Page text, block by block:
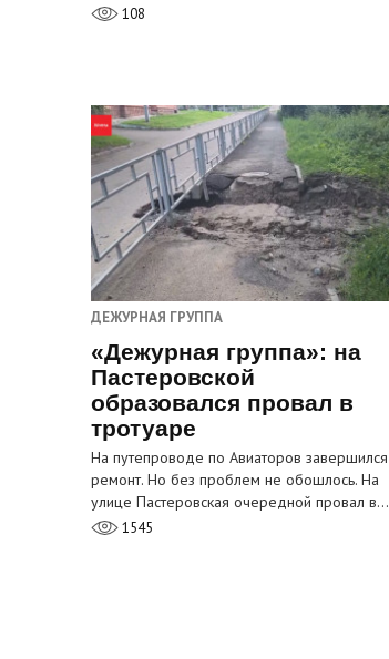
108
ДЕЖУРНАЯ ГРУППА
«Дежурная группа»: на
Пастеровской
образовался провал в
тротуаре
На путепроводе по Авиаторов завершился
ремонт. Но без проблем не обошлось. На
улице Пастеровская очередной провал в…
1545